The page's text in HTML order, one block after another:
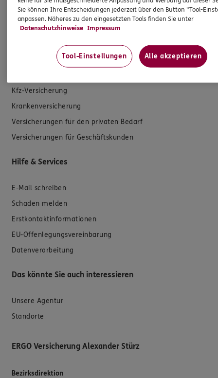
Kfz-Versicherung
Krankenversicherung
Versicherungen für den privaten Bedarf
Versicherungen für Geschäftskunden
Hilfe & Services
E-Mail schreiben
Schaden melden
Erstkontaktinformationen
EU-Offenlegungsvereinbarung
Datenverarbeitung
Das könnte Sie auch interessieren
Unsere Agentur
Standorte
ERGO Versicherung Alexander Stürz
Bezirksdirektion
Sie können Ihre Entscheidungen jederzeit über den Button "Tool-
anpassen. Näheres zu den eingesetzten Tools finden Sie unter
Datenschutzhinweise Impressum
Tool-Einstellungen Alle akzeptieren